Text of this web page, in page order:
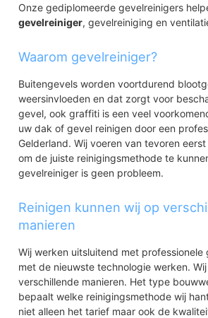
Onze gediplomeerde gevelreinigers
gevelreiniger, gevelreiniging en
Waarom gevelreiniger?
Buitengevels worden voortdurend
weersinvloeden en dat zorgt voor
gevel, ook graffiti is een veel
uw dak of gevel reinigen door een
Gelderland. Wij voeren van tevoren
om de juiste reinigingsmethode te
gevelreiniger is geen probleem.
Reinigen kunnen wij op
manieren
Wij werken uitsluitend met professionele
met de nieuwste technologie werken.
verschillende manieren. Het type
bepaalt welke reinigingsmethode wij
niet alleen het tarief maar ook de